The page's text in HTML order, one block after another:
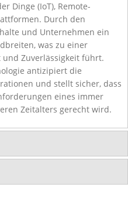
Dinge (IoT), Remote-
Durch den
und Unternehmen ein
was zu einer
Zuverlässigkeit führt.
antizipiert die
und stellt sicher, dass
eines immer
Zeitalters gerecht wird.